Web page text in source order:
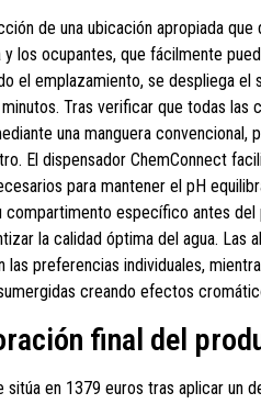
de una ubicación apropiada
los ocupantes, que fácilmente
el emplazamiento, se despliega
Tras verificar que todas las
una manguera
El dispensador ChemConnect
para mantener el pH
compartimento específico antes
la calidad óptima del agua. Las
preferencias individuales,
creando efectos
final del
sitúa en 1379 euros tras aplicar